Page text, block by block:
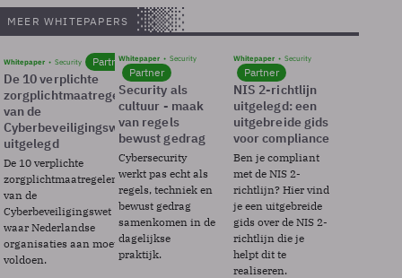
MEER WHITEPAPERS
Whitepaper Security Partner
De 10 verplichte
zorgplichtmaatregelen
van de
Cyberbeveiligingswet
uitgelegd
De 10 verplichte
zorgplichtmaatregelen
van de
Cyberbeveiligingswet
waar Nederlandse
organisaties aan moeten
voldoen.
Whitepaper Security
Partner
Security als
cultuur - maak
van regels
bewust gedrag
Cybersecurity
werkt pas echt als
regels, techniek en
bewust gedrag
samenkomen in de
dagelijkse
praktijk.
Whitepaper Security
Partner
NIS 2-richtlijn
uitgelegd: een
uitgebreide gids
voor compliance
Ben je compliant
met de NIS 2-
richtlijn? Hier vind
je een uitgebreide
gids over de NIS 2-
richtlijn die je
helpt dit te
realiseren.